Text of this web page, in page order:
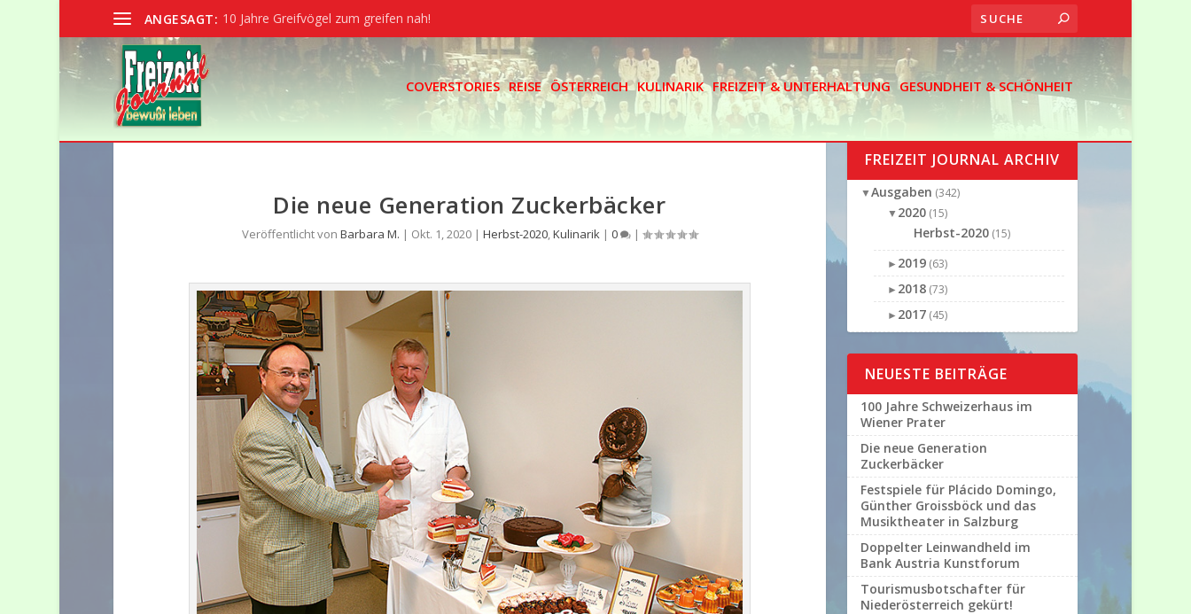
ANGESAGT: 10 Jahre Greifvögel zum greifen nah!
COVERSTORIES REISE ÖSTERREICH KULINARIK FREIZEIT & UNTERHALTUNG GESUNDHEIT & SCHÖNHEIT
Die neue Generation Zuckerbäcker
Veröffentlicht von Barbara M. | Okt. 1, 2020| Herbst-2020,Kulinarik| 0 |
FREIZEIT JOURNAL ARCHIV
▼Ausgaben (342)
▼2020 (15)
Herbst-2020 (15)
► 2019 (63)
► 2018 (73)
► 2017 (45)
NEUESTE BEITRÄGE
100 Jahre Schweizerhaus im
Wiener Prater
Die neue Generation
Zuckerbäcker
Festspiele für Plácido Domingo,
Günther Groissböck und das
Musiktheater in Salzburg
Doppelter Leinwandheld im
Bank Austria Kunstforum
Tourismusbotschafter für
Niederösterreich gekürt!